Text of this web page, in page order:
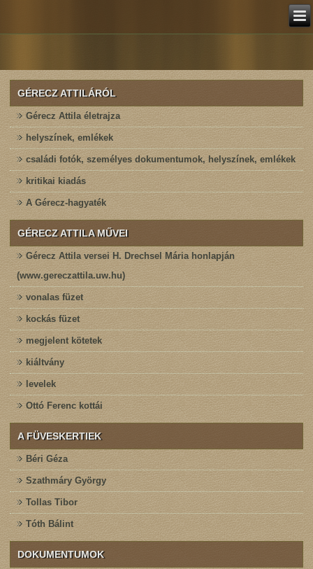
GÉRECZ ATTILÁRÓL
Gérecz Attila életrajza
helyszínek, emlékek
családi fotók, személyes dokumentumok, helyszínek, emlékek
kritikai kiadás
A Gérecz-hagyaték
GÉRECZ ATTILA MŰVEI
Gérecz Attila versei H. Drechsel Mária honlapján
(www.gereczattila.uw.hu)
vonalas füzet
kockás füzet
megjelent kötetek
kiáltvány
levelek
Ottó Ferenc kottái
A FÜVESKERTIEK
Béri Géza
Szathmáry György
Tollas Tibor
Tóth Bálint
DOKUMENTUMOK